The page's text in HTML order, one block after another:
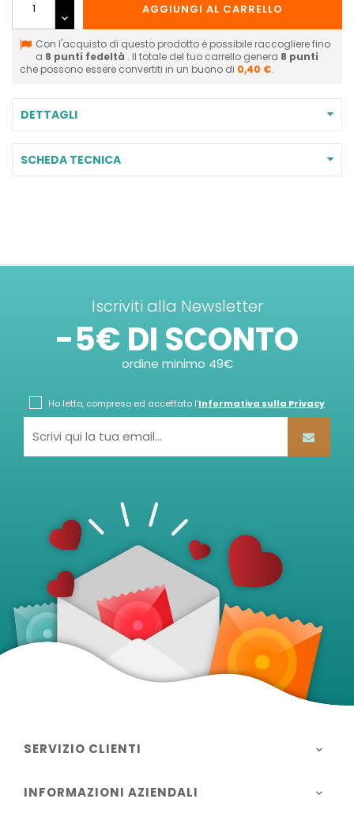
AGGIUNGI AL CARRELLO
Con l'acquisto di questo prodotto è possibile raccogliere fino
a 8 punti fedeltà . Il totale del tuo carrello genera 8 punti
che possono essere convertiti in un buono di 0,40 €.
DETTAGLI
SCHEDA TECNICA
Iscriviti alla Newsletter
-5€ DI SCONTO
ordine minimo 49€
Ho letto, compreso ed accettato l'Informativa sulla Privacy
SERVIZIO CLIENTI 
INFORMAZIONI AZIENDALI 